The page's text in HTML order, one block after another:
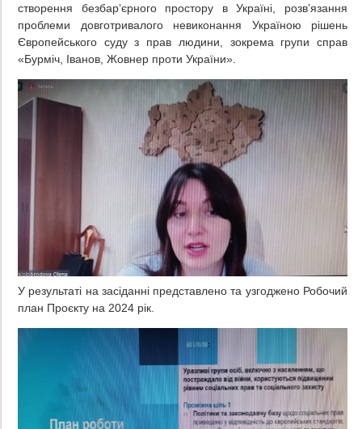
створення безбар’єрного простору в Україні, розв’язання
проблеми довготривалого невиконання Україною рішень
Європейського суду з прав людини, зокрема групи справ
«Бурміч, Іванов, Жовнер проти України».
У результаті на засіданні представлено та узгоджено Робочий
план Проєкту на 2024 рік.